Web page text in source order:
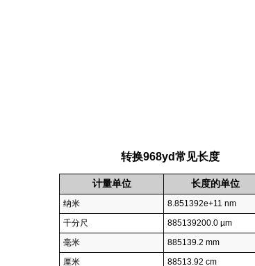
转换968yd常见长度
计量单位 长度的单位
纳米
8.851392e+11 nm
千分尺
885139200.0 µm
毫米
885139.2 mm
厘米
88513.92 cm